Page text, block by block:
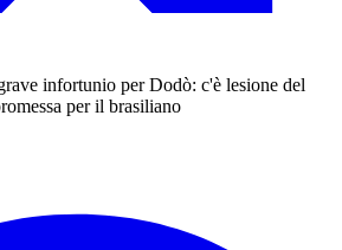
infortunio per Dodò: c'è lesione del
per il brasiliano